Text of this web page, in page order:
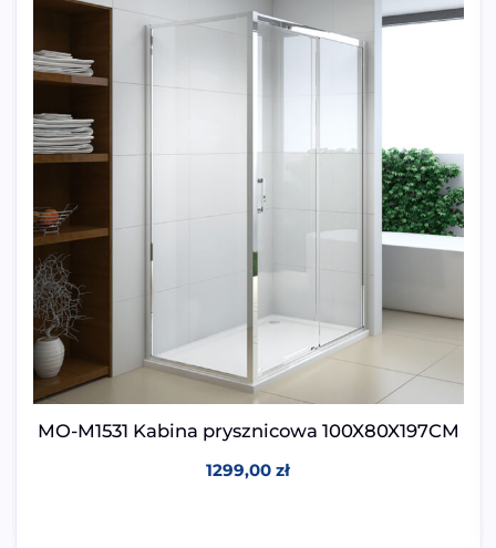
MO-M1531 Kabina prysznicowa 100X80X197CM
1299,00zł